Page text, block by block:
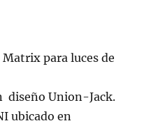
para luces de
diseño Union-Jack.
ubicado en